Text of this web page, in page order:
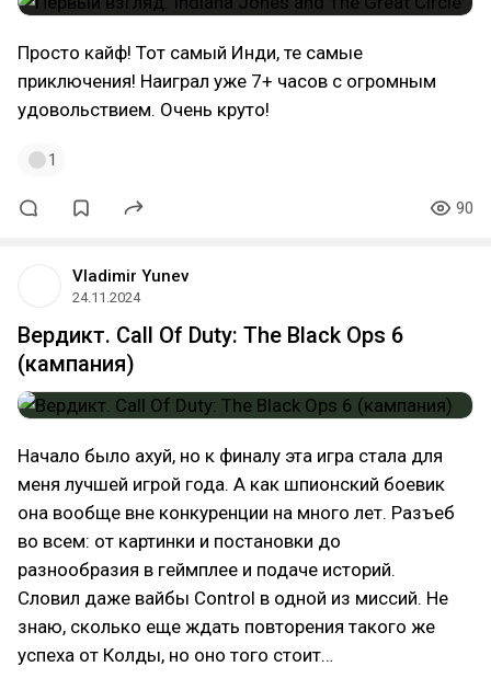
Просто кайф! Тот самый Инди, те самые
приключения! Наиграл уже 7+ часов с огромным
удовольствием. Очень круто!
1
90
Vladimir Yunev
24.11.2024
Вердикт. Call Of Duty: The Black Ops 6
(кампания)
Начало было ахуй, но к финалу эта игра стала для
меня лучшей игрой года. А как шпионский боевик
она вообще вне конкуренции на много лет. Разъеб
во всем: от картинки и постановки до
разнообразия в геймплее и подаче историй.
Словил даже вайбы Control в одной из миссий. Не
знаю, сколько еще ждать повторения такого же
успеха от Колды, но оно того стоит…